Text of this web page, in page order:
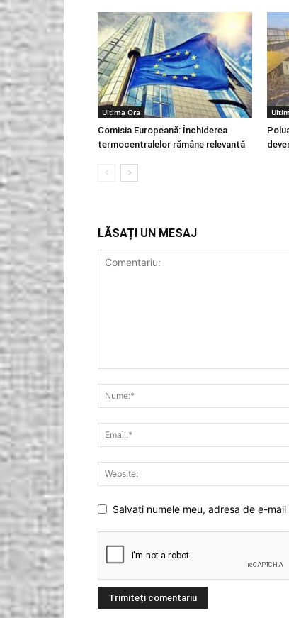
Ultima Ora
Comisia Europeană: Închiderea
termocentralelor rămâne relevantă
LĂSAȚI UN MESAJ
Salvați numele meu, adresa de e-